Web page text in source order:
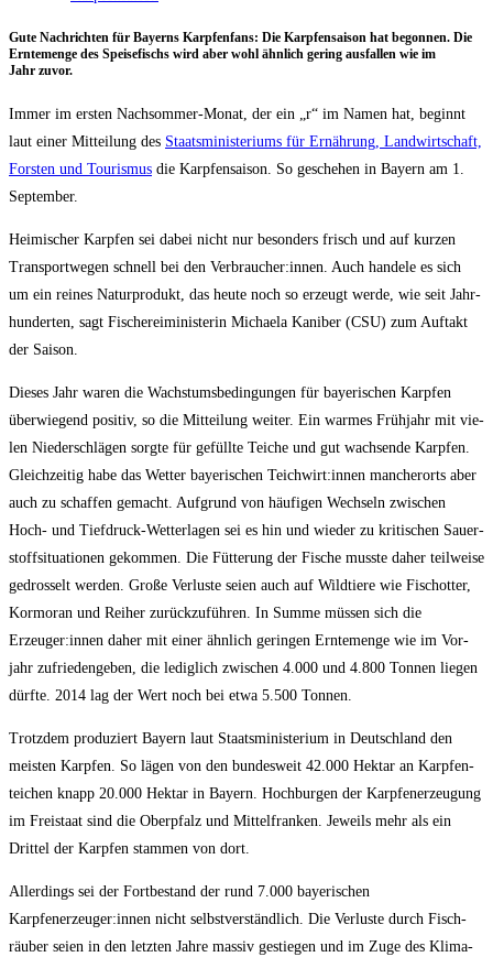
Gute Nach­rich­ten für Bay­erns Karp­fen­fans: Die Karp­fen­sai­son hat begon­nen. Die
Ern­te­men­ge des Spei­se­fischs wird aber wohl ähn­lich gering aus­fal­len wie im
Jahr zuvor.
Immer im ers­ten Nach­som­mer-Monat, der ein „r“ im Namen hat, beginnt
laut einer Mit­tei­lung des Staats­mi­nis­te­ri­ums für Ernäh­rung, Land­wirt­schaft,
Fors­ten und Tou­ris­mus die Karp­fen­sai­son. So gesche­hen in Bay­ern am 1.
September.
Hei­mi­scher Karp­fen sei dabei nicht nur beson­ders frisch und auf kur­zen
Trans­port­we­gen schnell bei den Verbraucher:innen. Auch han­de­le es sich
um ein rei­nes Natur­pro­dukt, das heu­te noch so erzeugt wer­de, wie seit Jahr­
hun­der­ten, sagt Fische­rei­mi­nis­te­rin Michae­la Kani­ber (CSU) zum Auf­takt
der Saison.
Die­ses Jahr waren die Wachs­tums­be­din­gun­gen für baye­ri­schen Karp­fen
über­wie­gend posi­tiv, so die Mit­tei­lung wei­ter. Ein war­mes Früh­jahr mit vie­
len Nie­der­schlä­gen sorg­te für gefüll­te Tei­che und gut wach­sen­de Karp­fen.
Gleich­zei­tig habe das Wet­ter baye­ri­schen Teichwirt:innen man­cher­orts aber
auch zu schaf­fen gemacht. Auf­grund von häu­fi­gen Wech­seln zwi­schen
Hoch- und Tief­druck-Wet­ter­la­gen sei es hin und wie­der zu kri­ti­schen Sau­er­
stoff­si­tua­tio­nen gekom­men. Die Füt­te­rung der Fische muss­te daher teil­wei­se
gedros­selt wer­den. Gro­ße Ver­lus­te sei­en auch auf Wild­tie­re wie Fisch­ot­ter,
Kor­mo­ran und Rei­her zurück­zu­füh­ren. In Sum­me müs­sen sich die
Erzeuger:innen daher mit einer ähn­lich gerin­gen Ern­te­men­ge wie im Vor­
jahr zufrie­den­ge­ben, die ledig­lich zwi­schen 4.000 und 4.800 Ton­nen lie­gen
dürf­te. 2014 lag der Wert noch bei etwa 5.500 Tonnen.
Trotz­dem pro­du­ziert Bay­ern laut Staats­mi­nis­te­ri­um in Deutsch­land den
meis­ten Karp­fen. So lägen von den bun­des­weit 42.000 Hekt­ar an Karp­fen­
tei­chen knapp 20.000 Hekt­ar in Bay­ern. Hoch­bur­gen der Karp­fen­er­zeu­gung
im Frei­staat sind die Ober­pfalz und Mit­tel­fran­ken. Jeweils mehr als ein
Drit­tel der Karp­fen stam­men von dort.
Aller­dings sei der Fort­be­stand der rund 7.000 baye­ri­schen
Karpfenerzeuger:innen nicht selbst­ver­ständ­lich. Die Ver­lus­te durch Fisch­
räu­ber sei­en in den letz­ten Jah­re mas­siv gestie­gen und im Zuge des Kli­ma­